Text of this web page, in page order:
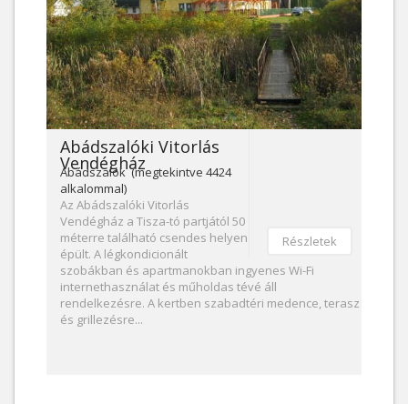
Részletek
Abádszalóki Vitorlás
Vendégház
Abádszalók (megtekintve 4424
alkalommal)
Az Abádszalóki Vitorlás
Vendégház a Tisza-tó partjától 50
méterre található csendes helyen
épült. A légkondicionált
szobákban és apartmanokban ingyenes Wi-Fi
internethasználat és műholdas tévé áll
rendelkezésre. A kertben szabadtéri medence, terasz
és grillezésre...